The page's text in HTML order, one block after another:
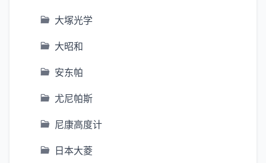
大塚光学
大昭和
安东帕
尤尼帕斯
尼康高度计
日本大菱